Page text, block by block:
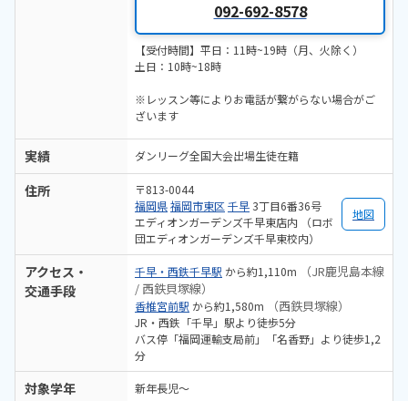
092-692-8578
【受付時間】平日：11時~19時（月、火除く）
土日：10時~18時
※レッスン等によりお電話が繋がらない場合がご
ざいます
実績 ダンリーグ全国大会出場生徒在籍
住所
〒813-0044
福岡県福岡市東区 千早3丁目6番36号
エディオンガーデンズ千早東店内 （ロボ
団エディオンガーデンズ千早東校内）
地図
アクセス・
交通手段
千早・西鉄千早駅 から約1,110m
（JR鹿児島本線
/ 西鉄貝塚線）
香椎宮前駅 から約1,580m （西鉄貝塚線）
JR・西鉄「千早」駅より徒歩5分
バス停「福岡運輸支局前」「名香野」より徒歩1,2
分
対象学年 新年長児〜